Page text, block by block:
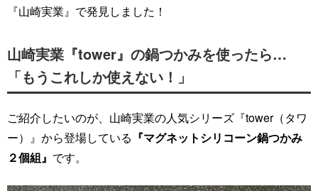
『山崎実業』で発見しました！
山崎実業『tower』の鍋つかみを使ったら…
「もうこれしか使えない！」
ご紹介したいのが、山崎実業の人気シリーズ『tower（タワ
ー）』から登場している 『マグネットシリコーン鍋つかみ
２個組』 です。